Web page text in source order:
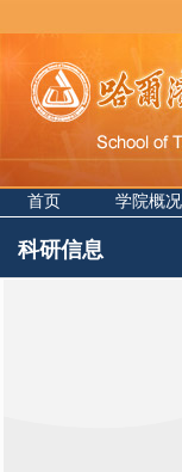
首页 学院概况
科研信息